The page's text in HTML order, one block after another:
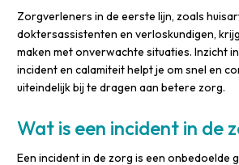
Zorgverleners in de eerste lijn, zoals
doktersassistenten en verloskundigen,
maken met onverwachte situaties. Inzicht
incident en calamiteit helpt je om snel en
uiteindelijk bij te dragen aan betere zorg.
Wat is een incident in de
Een incident in de zorg is een onbedoelde